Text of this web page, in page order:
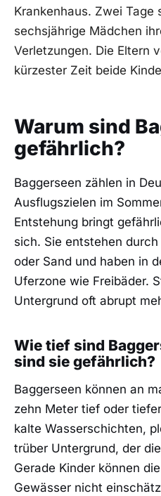
Krankenhaus. Zwei Tage
sechsjährige Mädchen
Verletzungen. Die Eltern
kürzester Zeit beide
Warum sind
gefährlich?
Baggerseen zählen in
Ausflugszielen im
Entstehung bringt
sich. Sie entstehen
oder Sand und haben in
Uferzone wie Freibäder.
Untergrund oft abrupt
Wie tief sind
sind sie gefährlich?
Baggerseen können an
zehn Meter tief oder
kalte Wasserschichten,
trüber Untergrund, der
Gerade Kinder können
Gewässer nicht